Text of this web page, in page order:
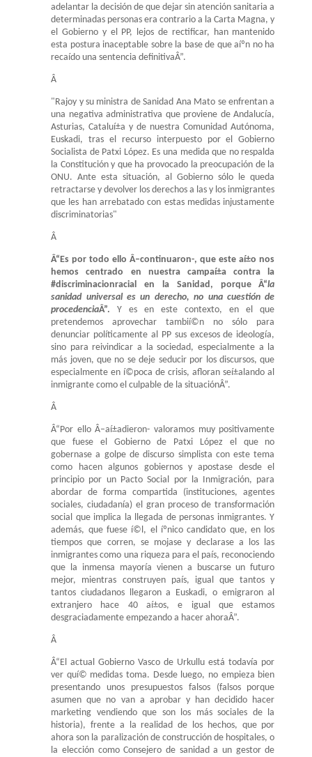
adelantar la decisión de que dejar sin atención sanitaria a
determinadas personas era contrario a la Carta Magna, y
el Gobierno y el PP, lejos de rectificar, han mantenido
esta postura inaceptable sobre la base de que aíºn no ha
recaído una sentencia definitivaÂ”.
Â
"Rajoy y su ministra de Sanidad Ana Mato se enfrentan a
una negativa administrativa que proviene de Andalucía,
Asturias, Cataluí±a y de nuestra Comunidad Autónoma,
Euskadi, tras el recurso interpuesto por el Gobierno
Socialista de Patxi López. Es una medida que no respalda
la Constitución y que ha provocado la preocupación de la
ONU. Ante esta situación, al Gobierno sólo le queda
retractarse y devolver los derechos a las y los inmigrantes
que les han arrebatado con estas medidas injustamente
discriminatorias"
Â
Â“Es por todo ello Â–continuaron-, que este aí±o nos
hemos centrado en nuestra campaí±a contra la
#discriminacionracial en la Sanidad, porque Â“la
sanidad universal es un derecho, no una cuestión de
procedenciaÂ”. Y es en este contexto, en el que
pretendemos aprovechar tambií©n no sólo para
denunciar políticamente al PP sus excesos de ideología,
sino para reivindicar a la sociedad, especialmente a la
más joven, que no se deje seducir por los discursos, que
especialmente en í©poca de crisis, afloran seí±alando al
inmigrante como el culpable de la situaciónÂ”.
Â
Â“Por ello Â–aí±adieron- valoramos muy positivamente
que fuese el Gobierno de Patxi López el que no
gobernase a golpe de discurso simplista con este tema
como hacen algunos gobiernos y apostase desde el
principio por un Pacto Social por la Inmigración, para
abordar de forma compartida (instituciones, agentes
sociales, ciudadanía) el gran proceso de transformación
social que implica la llegada de personas inmigrantes. Y
además, que fuese í©l, el íºnico candidato que, en los
tiempos que corren, se mojase y declarase a los las
inmigrantes como una riqueza para el país, reconociendo
que la inmensa mayoría vienen a buscarse un futuro
mejor, mientras construyen país, igual que tantos y
tantos ciudadanos llegaron a Euskadi, o emigraron al
extranjero hace 40 aí±os, e igual que estamos
desgraciadamente empezando a hacer ahoraÂ”.
Â
Â“El actual Gobierno Vasco de Urkullu está todavía por
ver quí© medidas toma. Desde luego, no empieza bien
presentando unos presupuestos falsos (falsos porque
asumen que no van a aprobar y han decidido hacer
marketing vendiendo que son los más sociales de la
historia), frente a la realidad de los hechos, que por
ahora son la paralización de construcción de hospitales, o
la elección como Consejero de sanidad a un gestor de